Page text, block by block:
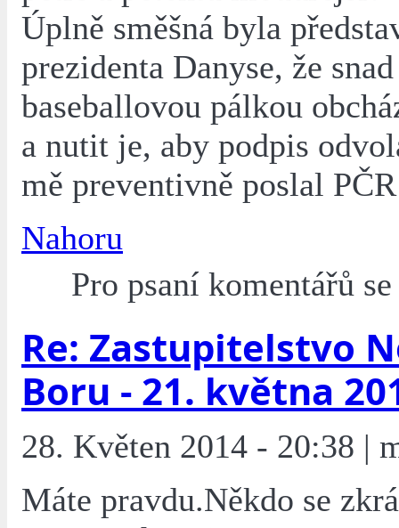
Úplně směšná byla
prezidenta Danyse, že
baseballovou pálkou
a nutit je, aby podpis
mě preventivně poslal
Nahoru
Pro psaní komentářů
Re: Zastupitelstvo
Boru - 21. května
28. Květen 2014 - 20:38 |
Máte pravdu.Někdo se